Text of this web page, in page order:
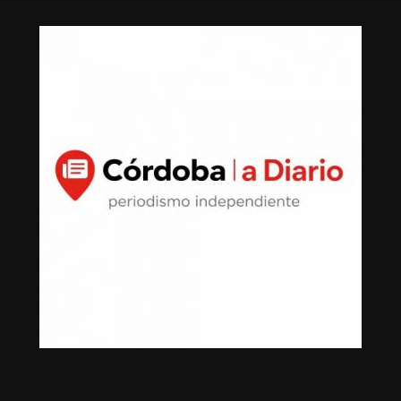
comunidades rurales de ambas entidades.